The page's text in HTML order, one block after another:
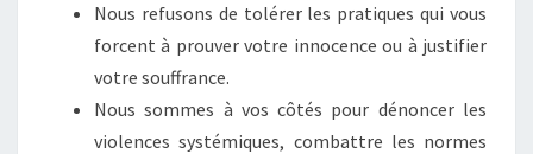
Nous refusons de tolérer les pratiques qui vous
forcent à prouver votre innocence ou à justifier
votre souffrance.
Nous sommes à vos côtés pour dénoncer les
violences systémiques, combattre les normes